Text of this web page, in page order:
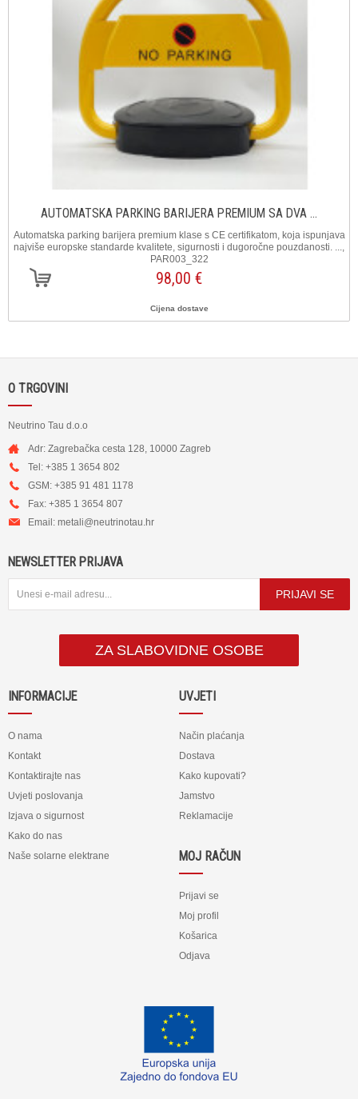
AUTOMATSKA PARKING BARIJERA PREMIUM SA DVA ...
Automatska parking barijera premium klase s CE certifikatom, koja ispunjava
najviše europske standarde kvalitete, sigurnosti i dugoročne pouzdanosti. ...,
PAR003_322
98,00 €
Cijena dostave
O TRGOVINI
Neutrino Tau d.o.o
Adr: Zagrebačka cesta 128, 10000 Zagreb
Tel: +385 1 3654 802
GSM: +385 91 481 1178
Fax: +385 1 3654 807
Email: metali@neutrinotau.hr
NEWSLETTER PRIJAVA
PRIJAVI SE
ZA SLABOVIDNE OSOBE
INFORMACIJE
O nama
Kontakt
Kontaktirajte nas
Uvjeti poslovanja
Izjava o sigurnost
Kako do nas
Naše solarne elektrane
UVJETI
Način plaćanja
Dostava
Kako kupovati?
Jamstvo
Reklamacije
MOJ RAČUN
Prijavi se
Moj profil
Košarica
Odjava